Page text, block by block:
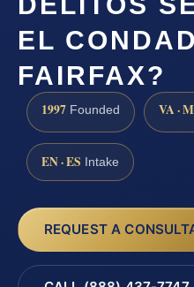
EL
FAIRFAX?
1997 Founded VA ·
EN · ES Intake
REQUEST A